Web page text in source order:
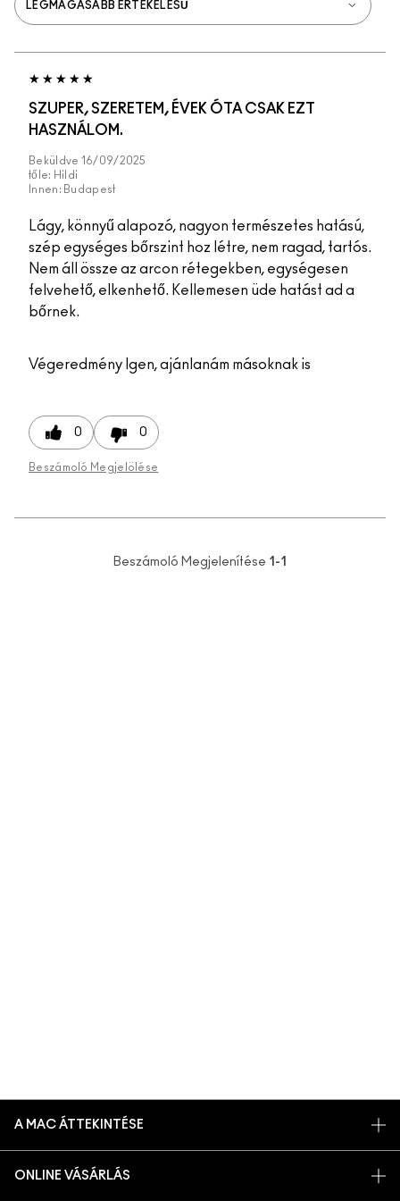
SZUPER, SZERETEM, ÉVEK ÓTA CSAK EZT
HASZNÁLOM.
Beküldve 16/09/2025
tőle: Hildi
Innen: Budapest
Lágy, könnyű alapozó, nagyon természetes hatású,
szép egységes bőrszint hoz létre, nem ragad, tartós.
Nem áll össze az arcon rétegekben, egységesen
felvehető, elkenhető. Kellemesen üde hatást ad a
bőrnek.
Végeredmény Igen, ajánlanám másoknak is
0 0
Beszámoló Megjelölése
Beszámoló Megjelenítése 1-1
A MAC ÁTTEKINTÉSE
MŰVÉSZET
ONLINE VÁSÁRLÁS